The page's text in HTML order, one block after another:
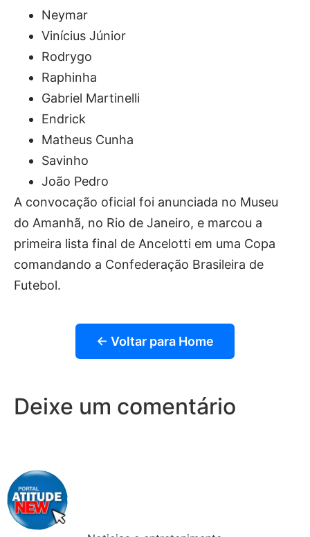
Neymar
Vinícius Júnior
Rodrygo
Raphinha
Gabriel Martinelli
Endrick
Matheus Cunha
Savinho
João Pedro
A convocação oficial foi anunciada no Museu
do Amanhã, no Rio de Janeiro, e marcou a
primeira lista final de Ancelotti em uma Copa
comandando a Confederação Brasileira de
Futebol.
← Voltar para Home
Deixe um comentário